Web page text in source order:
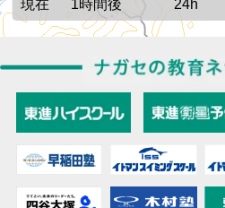
現在 1時間後 24h